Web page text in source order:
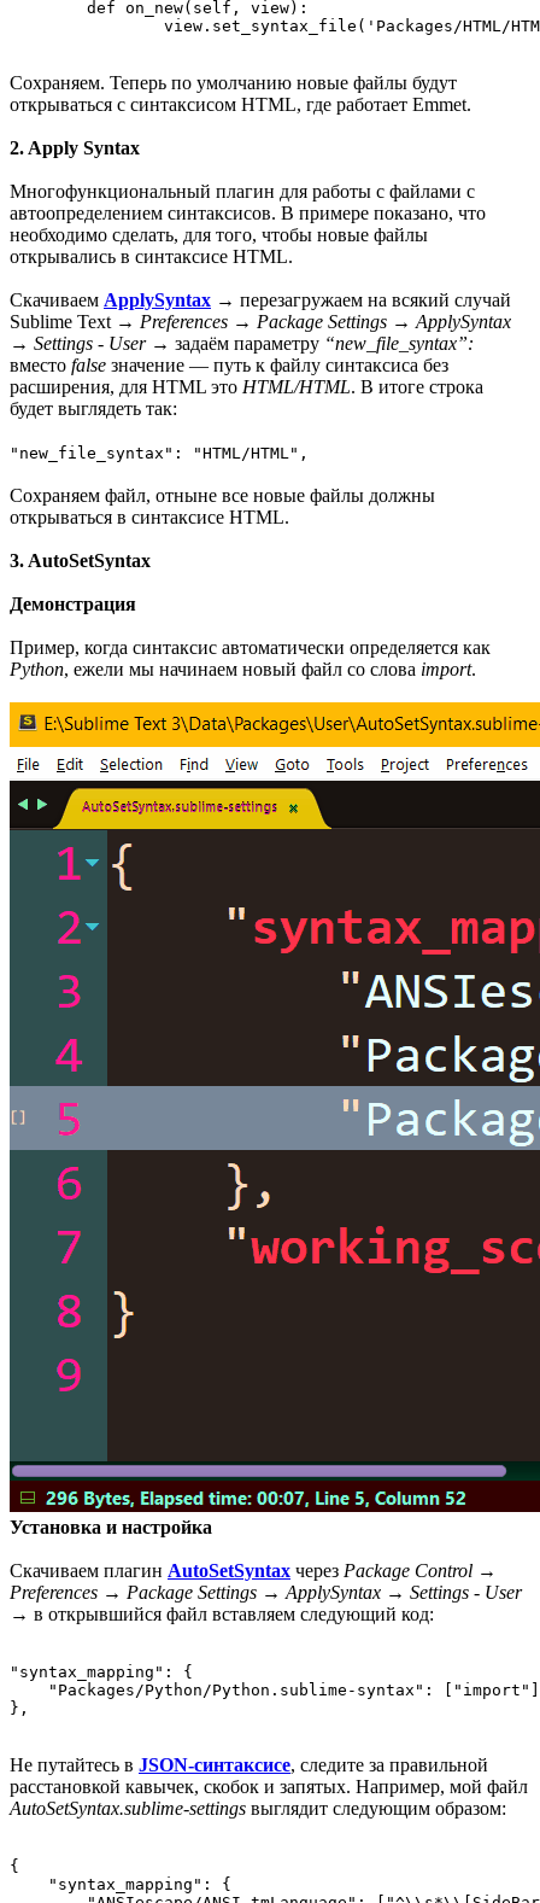
view.set_syntax_file('Packages/HTML/
Сохраняем. Теперь по умолчанию новые файлы будут
открываться с синтаксисом HTML, где работает Emmet.
2. Apply Syntax
Многофункциональный плагин для работы с файлами с
автоопределением синтаксисов. В примере показано, что
необходимо сделать, для того, чтобы новые файлы
открывались в синтаксисе HTML.
Скачиваем ApplySyntax → перезагружаем на всякий случай
Sublime Text → Preferences → Package Settings → ApplySyntax
→ Settings - User→ задаём параметру “new_file_syntax”:
вместо false значение — путь к файлу синтаксиса без
расширения, для HTML это HTML/HTML. В итоге строка
будет выглядеть так:
"new_file_syntax": "HTML/HTML",
Сохраняем файл, отныне все новые файлы должны
открываться в синтаксисе HTML.
3. AutoSetSyntax
Демонстрация
Пример, когда синтаксис автоматически определяется как
Python, ежели мы начинаем новый файл со слова import.
Установка и настройка
Скачиваем плагин AutoSetSyntax через Package Control →
Preferences → Package Settings → ApplySyntax → Settings - User
→ в открывшийся файл вставляем следующий код:
"syntax_mapping": {
"Packages/Python/Python.sublime-syntax":
},
Не путайтесь в JSON-синтаксисе, следите за правильной
расстановкой кавычек, скобок и запятых. Например, мой файл
AutoSetSyntax.sublime-settings выглядит следующим образом:
{
    "syntax_mapping": {